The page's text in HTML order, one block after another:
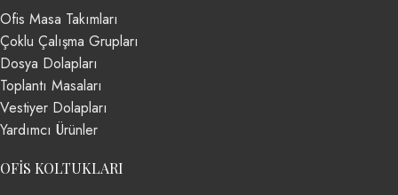
Ofis Masa Takımları
Çoklu Çalışma Grupları
Dosya Dolapları
Toplantı Masaları
Vestiyer Dolapları
Yardımcı Ürünler
OFIS KOLTUKLARI